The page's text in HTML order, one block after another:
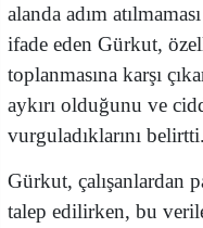
alanda adım
ifade eden Gürkut,
toplanmasına karşı
aykırı olduğunu ve
vurguladıklarını belirtti.
Gürkut, çalışanlardan
talep edilirken, bu